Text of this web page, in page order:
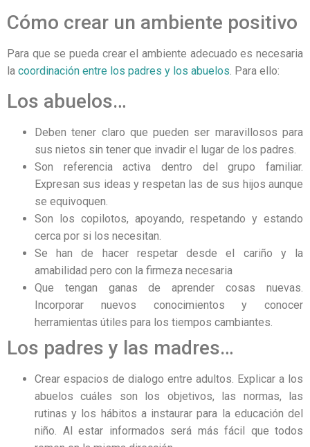
Cómo crear un ambiente positivo
Para que se pueda crear el ambiente adecuado es necesaria
la coordinación entre los padres y los abuelos. Para ello:
Los abuelos…
Deben tener claro que pueden ser maravillosos para
sus nietos sin tener que invadir el lugar de los padres.
Son referencia activa dentro del grupo familiar.
Expresan sus ideas y respetan las de sus hijos aunque
se equivoquen.
Son los copilotos, apoyando, respetando y estando
cerca por si los necesitan.
Se han de hacer respetar desde el cariño y la
amabilidad pero con la firmeza necesaria
Que tengan ganas de aprender cosas nuevas.
Incorporar nuevos conocimientos y conocer
herramientas útiles para los tiempos cambiantes.
Los padres y las madres…
Crear espacios de dialogo entre adultos. Explicar a los
abuelos cuáles son los objetivos, las normas, las
rutinas y los hábitos a instaurar para la educación del
niño. Al estar informados será más fácil que todos